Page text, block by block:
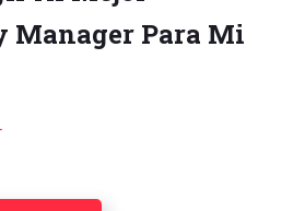
Manager Para Mi